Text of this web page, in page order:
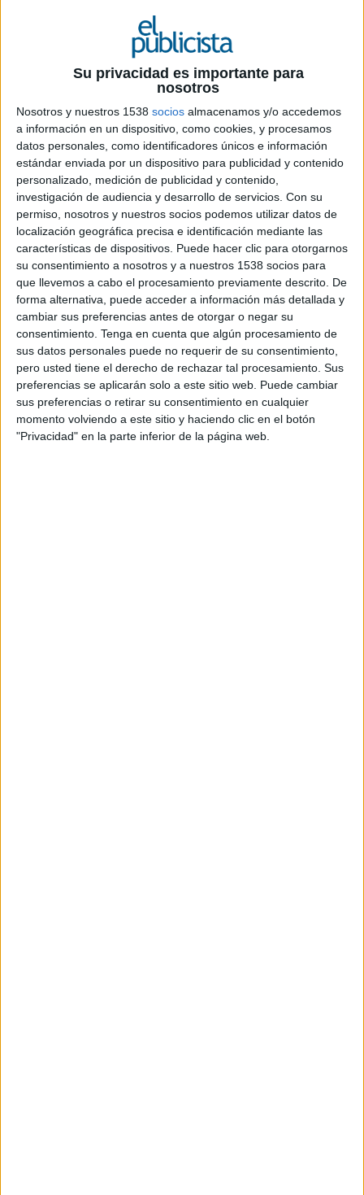
Su privacidad es importante para
nosotros
Nosotros y nuestros 1538 socios almacenamos y/o accedemos
a información en un dispositivo, como cookies, y procesamos
datos personales, como identificadores únicos e información
estándar enviada por un dispositivo para publicidad y contenido
personalizado, medición de publicidad y contenido,
investigación de audiencia y desarrollo de servicios. Con su
permiso, nosotros y nuestros socios podemos utilizar datos de
localización geográfica precisa e identificación mediante las
características de dispositivos. Puede hacer clic para otorgarnos
su consentimiento a nosotros y a nuestros 1538 socios para
que llevemos a cabo el procesamiento previamente descrito. De
forma alternativa, puede acceder a información más detallada y
cambiar sus preferencias antes de otorgar o negar su
consentimiento. Tenga en cuenta que algún procesamiento de
sus datos personales puede no requerir de su consentimiento,
pero usted tiene el derecho de rechazar tal procesamiento. Sus
preferencias se aplicarán solo a este sitio web. Puede cambiar
sus preferencias o retirar su consentimiento en cualquier
momento volviendo a este sitio y haciendo clic en el botón
"Privacidad" en la parte inferior de la página web.
Para reforzar el departamento de Estrategia
Digital
Vannessa Uhlein, procedente de Neo Ogilvy, se
ha incorporado como digital strategist al
departamento de Estrategia Digital de Tribal
Spain. El perfil de Uhlein destaca por su
experiencia internacional, su orientación a
resultados y a la conexión eficaz de las marcas
con su target.
Licenciada en Ciencias Económicas por la
Universidad de Aquisgram (Alemania), con foco
en Sociología y Marketing. Su pasión por la
investigación de mercados y consumidores le ha
llevado a especializarse en planificación
estratégica.
Antes de su incorporación a la agencia, Vannessa